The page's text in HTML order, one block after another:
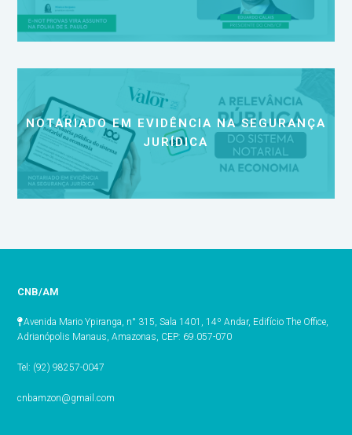
NOTARIADO EM EVIDÊNCIA NA SEGURANÇA
JURÍDICA
CNB/AM
Avenida Mario Ypiranga, n° 315, Sala 1401, 14º Andar, Edifício The Office,
Adrianópolis Manaus, Amazonas, CEP: 69.057-070
Tel: (92) 98257-0047
cnbamzon@gmail.com